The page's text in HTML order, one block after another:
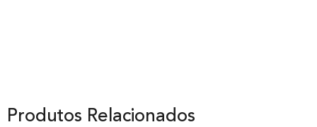
Produtos Relacionados